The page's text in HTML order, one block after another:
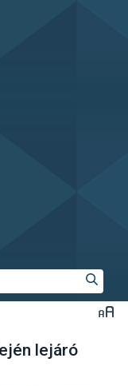
lejáró